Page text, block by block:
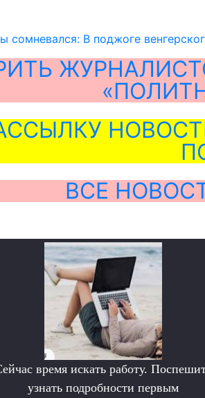
сомневался: В поджоге
ВСЕ
время искать работу.
узнать подробности первым